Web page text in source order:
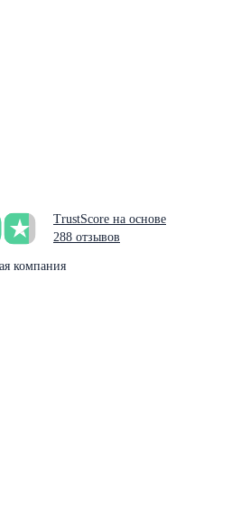
TrustScore на основе
288 отзывов
компания